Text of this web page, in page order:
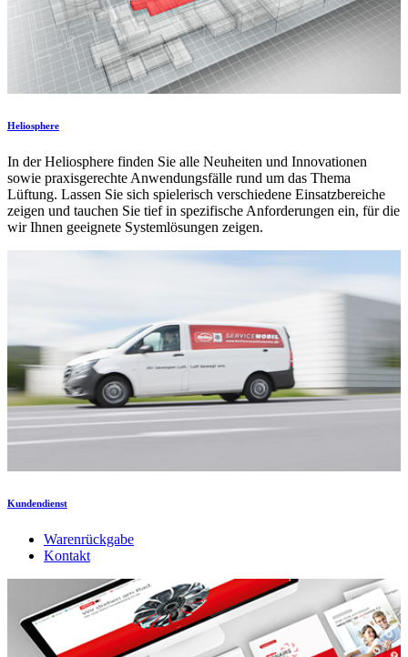
Heliosphere
In der Heliosphere finden Sie alle Neuheiten und Innovationen
sowie praxisgerechte Anwendungsfälle rund um das Thema
Lüftung. Lassen Sie sich spielerisch verschiedene Einsatzbereiche
zeigen und tauchen Sie tief in spezifische Anforderungen ein, für die
wir Ihnen geeignete Systemlösungen zeigen.
Kundendienst
Warenrückgabe
Kontakt